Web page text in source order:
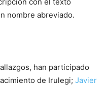
nombre abreviado.
han participado
de Irulegi; Javier